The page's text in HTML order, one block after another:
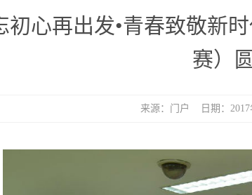
初心再出发•青春致敬新
赛）
来源：门户 日期：